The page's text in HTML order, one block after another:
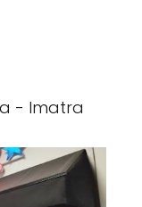
- Imatra